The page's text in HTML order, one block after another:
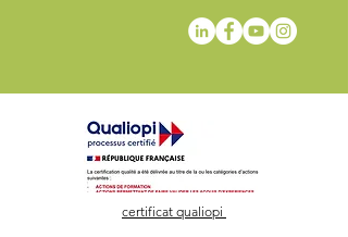
certificat qualiopi